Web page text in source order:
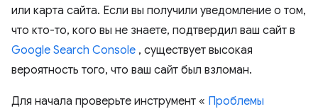
или карта сайта. Если вы получили уведомление о том,
что кто-то, кого вы не знаете, подтвердил ваш сайт в
Google Search Console , существует высокая
вероятность того, что ваш сайт был взломан.
Для начала проверьте инструмент « Проблемы